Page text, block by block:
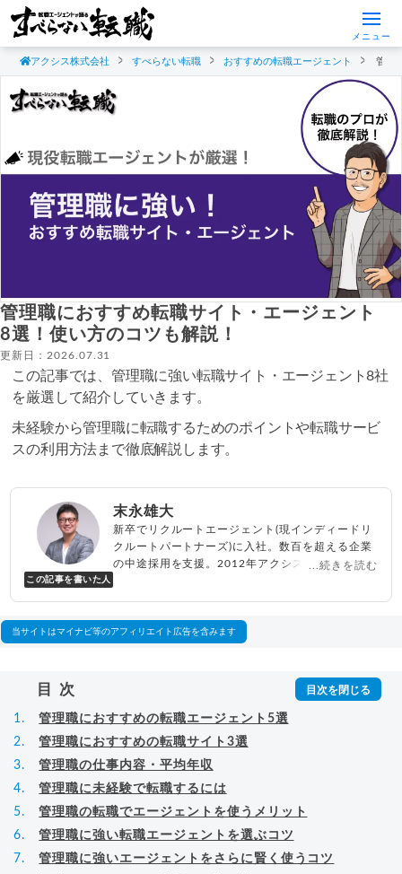
メニュー
アクシス株式会社 すべらない転職 おすすめの転職エージェント 管理
管理職におすすめ転職サイト・エージェント
8選！使い方のコツも解説！
更新日：2026.07.31
この記事では、管理職に強い転職サイト・エージェント8社
を厳選して紹介していきます。
未経験から管理職に転職するためのポイントや転職サービ
スの利用方法まで徹底解説します。
この記事を書いた人
末永雄大
新卒でリクルートエージェント(現インディードリ
クルートパートナーズ)に入社。数百を超える企業
の中途採用を支援。2012年アクシス(株)設立、代
べらない転職エージェント
...続きを読む
当サイトはマイナビ等のアフィリエイト広告を含みます
目次
管理職におすすめの転職エージェント5選
管理職におすすめの転職サイト3選
管理職の仕事内容・平均年収
管理職に未経験で転職するには
管理職の転職でエージェントを使うメリット
管理職に強い転職エージェントを選ぶコツ
管理職に強いエージェントをさらに賢く使うコツ